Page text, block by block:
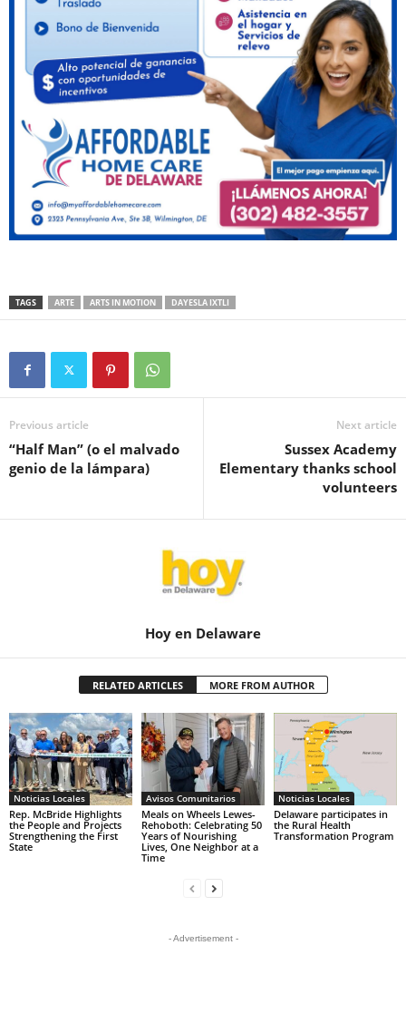
TAGS ARTE ARTS IN MOTION DAYESLA IXTLI
Previous article
“Half Man” (o el malvado
genio de la lámpara)
Next article
Sussex Academy
Elementary thanks school
volunteers
Hoy en Delaware
RELATED ARTICLES MORE FROM AUTHOR
Noticias Locales
Rep. McBride Highlights
the People and Projects
Strengthening the First
State
Avisos Comunitarios
Meals on Wheels Lewes-
Rehoboth: Celebrating 50
Years of Nourishing
Lives, One Neighbor at a
Time
Noticias Locales
Delaware participates in
the Rural Health
Transformation Program
- Advertisement -